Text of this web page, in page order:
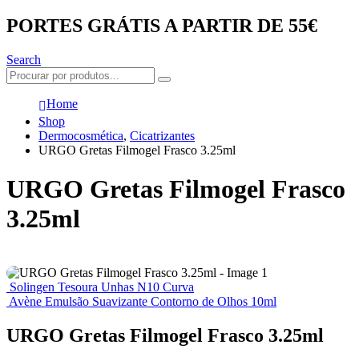
PORTES GRÁTIS A PARTIR DE 55€
Search
Home
Shop
Dermocosmética, Cicatrizantes
URGO Gretas Filmogel Frasco 3.25ml
URGO Gretas Filmogel Frasco
3.25ml
Solingen Tesoura Unhas N10 Curva
Avène Emulsão Suavizante Contorno de Olhos 10ml
URGO Gretas Filmogel Frasco 3.25ml